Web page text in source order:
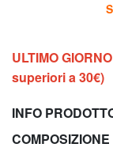
ULTIMO
superiori a 30€)
INFO